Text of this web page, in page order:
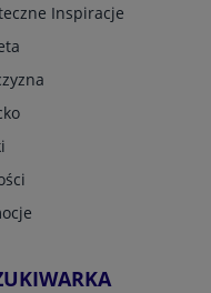
Inspiracje